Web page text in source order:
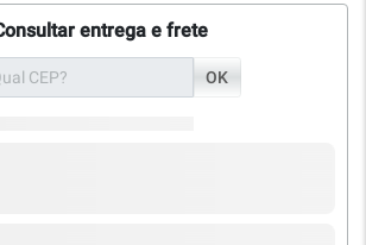
entrega e frete
OK